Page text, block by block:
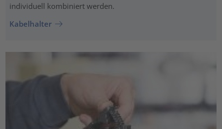
individuell kombiniert werden.
Kabelhalter